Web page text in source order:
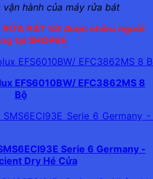
vận hành của máy rửa bát
BÁT tốt được nhiều người
tại SHOPEE
EFS6010BW/ EFC3862MS 8
Bộ
Serie 6 Germany -
Dry Hé Cửa